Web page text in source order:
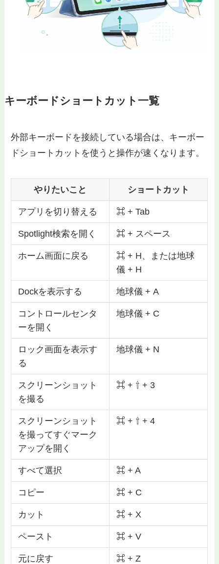
キーボードショートカット一覧
外部キーボードを接続している場合は、キーボー
ドショートカットを使うと操作が速くなります。
やりたいこと ショートカット
アプリを切り替える ⌘ + Tab
Spotlight検索を開く ⌘ + スペース
ホーム画面に戻る
⌘ + H、または地球
儀 + H
Dockを表示する 地球儀 + A
コントロールセンタ
ーを開く
地球儀 + C
ロック画面を表示す
る
地球儀 + N
スクリーンショット
を撮る
⌘ + ⇧ + 3
スクリーンショット
を撮ってすぐマーク
アップを開く
⌘ + ⇧ + 4
すべて選択 ⌘ + A
コピー ⌘ + C
カット ⌘ + X
ペースト ⌘ + V
元に戻す ⌘ + Z